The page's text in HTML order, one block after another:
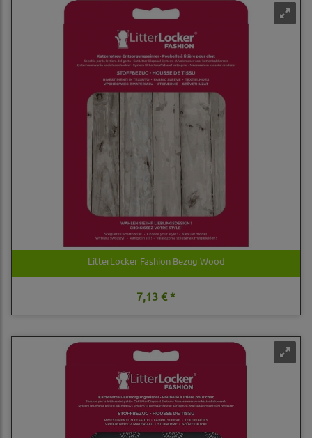
LitterLocker Fashion Bezug Wood
7,13 € *